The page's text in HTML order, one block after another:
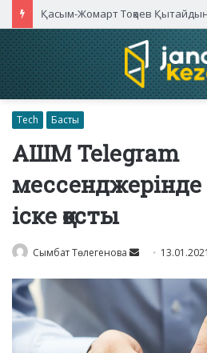
Tech Басты
АШМ Telegram
іске қосты
Сымбат Төлегенова
Send
email
13.01.2021